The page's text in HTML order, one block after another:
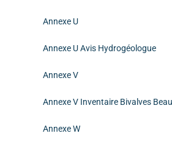
Annexe U
Annexe U Avis Hydrogéologue
Annexe V
Annexe V Inventaire Bivalves
Annexe W